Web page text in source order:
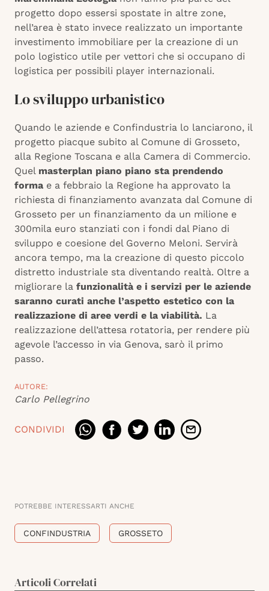
progetto dopo essersi spostate in altre zone,
nell’area è stato invece realizzato un importante
investimento immobiliare per la creazione di un
polo logistico utile per vettori che si occupano di
logistica per possibili player internazionali.
Lo sviluppo urbanistico
Quando le aziende e Confindustria lo lanciarono, il
progetto piacque subito al Comune di Grosseto,
alla Regione Toscana e alla Camera di Commercio.
Quel masterplan piano piano sta prendendo
forma e a febbraio la Regione ha approvato la
richiesta di finanziamento avanzata dal Comune di
Grosseto per un finanziamento da un milione e
300mila euro stanziati con i fondi dal Piano di
sviluppo e coesione del Governo Meloni. Servirà
ancora tempo, ma la creazione di questo piccolo
distretto industriale sta diventando realtà. Oltre a
migliorare la funzionalità e i servizi per le aziende
saranno curati anche l’aspetto estetico con la
realizzazione di aree verdi e la viabilità. La
realizzazione dell’attesa rotatoria, per rendere più
agevole l’accesso in via Genova, sarò il primo
passo.
AUTORE:
Carlo Pellegrino
CONDIVIDI
POTREBBE INTERESSARTI ANCHE
CONFINDUSTRIA GROSSETO
Articoli Correlati